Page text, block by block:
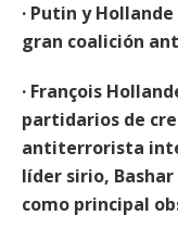
· Putin y
gran coalición
· François
partidarios de
antiterrorista
líder sirio,
como principal